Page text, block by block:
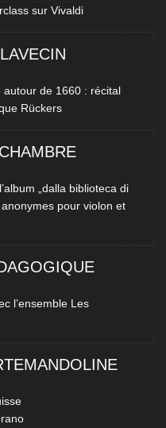
sur Vivaldi
de 1660 : récital
Rückers
„dalla biblioteca di
pour violon et
l’ensemble Les